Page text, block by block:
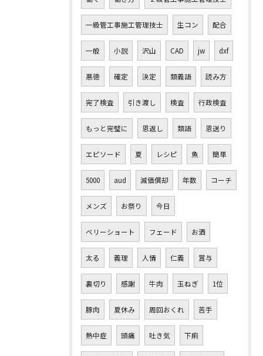
一級管工事施工管理技士 生コン 配合
一般 小説 沢山 CAD jw dxf
悪徳 確定 決定 類義語 読み方
完了検査 引き渡し 検査 行政検査
もっと完璧に 恩返し 類語 恩送り
エピソード 夏 レシピ 魚 簡単
5000 aud 減価償却 年数 コーチ
メンズ お祭り 今日
ベリーショート フェード お酒
太る 義理 人情 仁義 賞与
裏切り 感謝 牛肉 玉ねぎ 1位
豚肉 夏休み 周回おくれ 苦手
熱中症 頭痛 吐き気 下痢